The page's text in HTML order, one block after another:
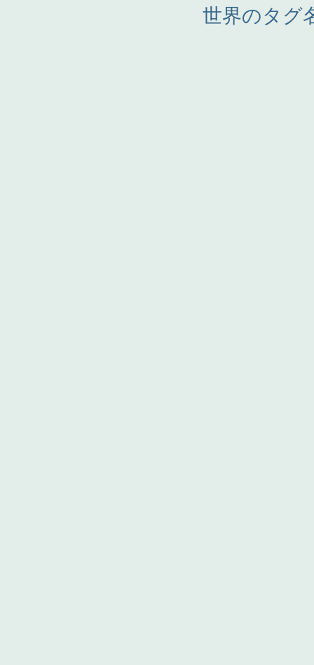
世界のタグ